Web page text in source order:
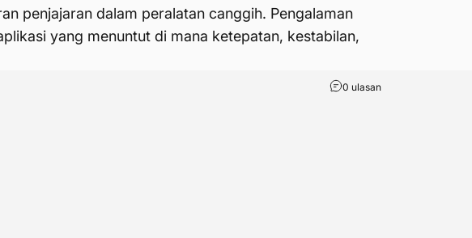
penjajaran dalam peralatan canggih. Pengalaman
yang menuntut di mana ketepatan, kestabilan,
0 ulasan